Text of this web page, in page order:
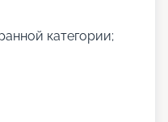
категории;